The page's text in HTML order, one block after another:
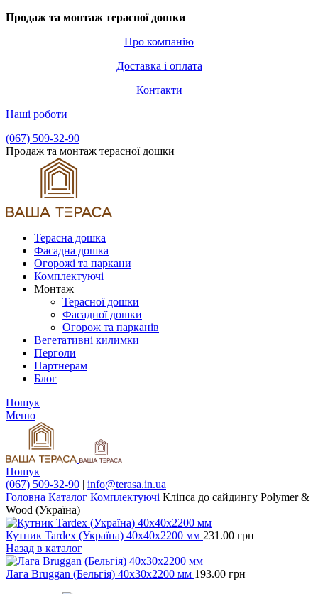
Продаж та монтаж терасної дошки
Про компанію
Доставка і оплата
Контакти
Наші роботи
(067) 509-32-90
Продаж та монтаж терасної дошки
Терасна дошка
Фасадна дошка
Огорожі та паркани
Комплектуючі
Монтаж
Терасної дошки
Фасадної дошки
Огорож та парканів
Вегетативні килимки
Перголи
Партнерам
Блог
Пошук
Меню
Пошук
(067) 509-32-90 | info@terasa.in.ua
Головна Каталог Комплектуючі Кліпса до сайдингу Polymer &
Wood (Україна)
Кутник Tardex (Україна) 40х40х2200 мм 231.00 грн
Назад в каталог
Лага Bruggan (Бельгія) 40х30х2200 мм 193.00 грн